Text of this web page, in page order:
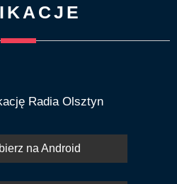
Radia Olsztyn
na Android